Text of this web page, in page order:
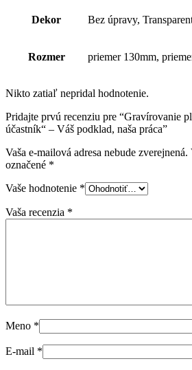
Dekor Bez úpravy,
Rozmer priemer 130mm,
Nikto zatiaľ nepridal hodnotenie.
Pridajte prvú recenziu pre “Gravírovanie
účastník“ – Váš podklad, naša práca”
Vaša e-mailová adresa nebude zverejnená.
označené *
Vaše hodnotenie *
Vaša recenzia *
Meno *
E-mail *